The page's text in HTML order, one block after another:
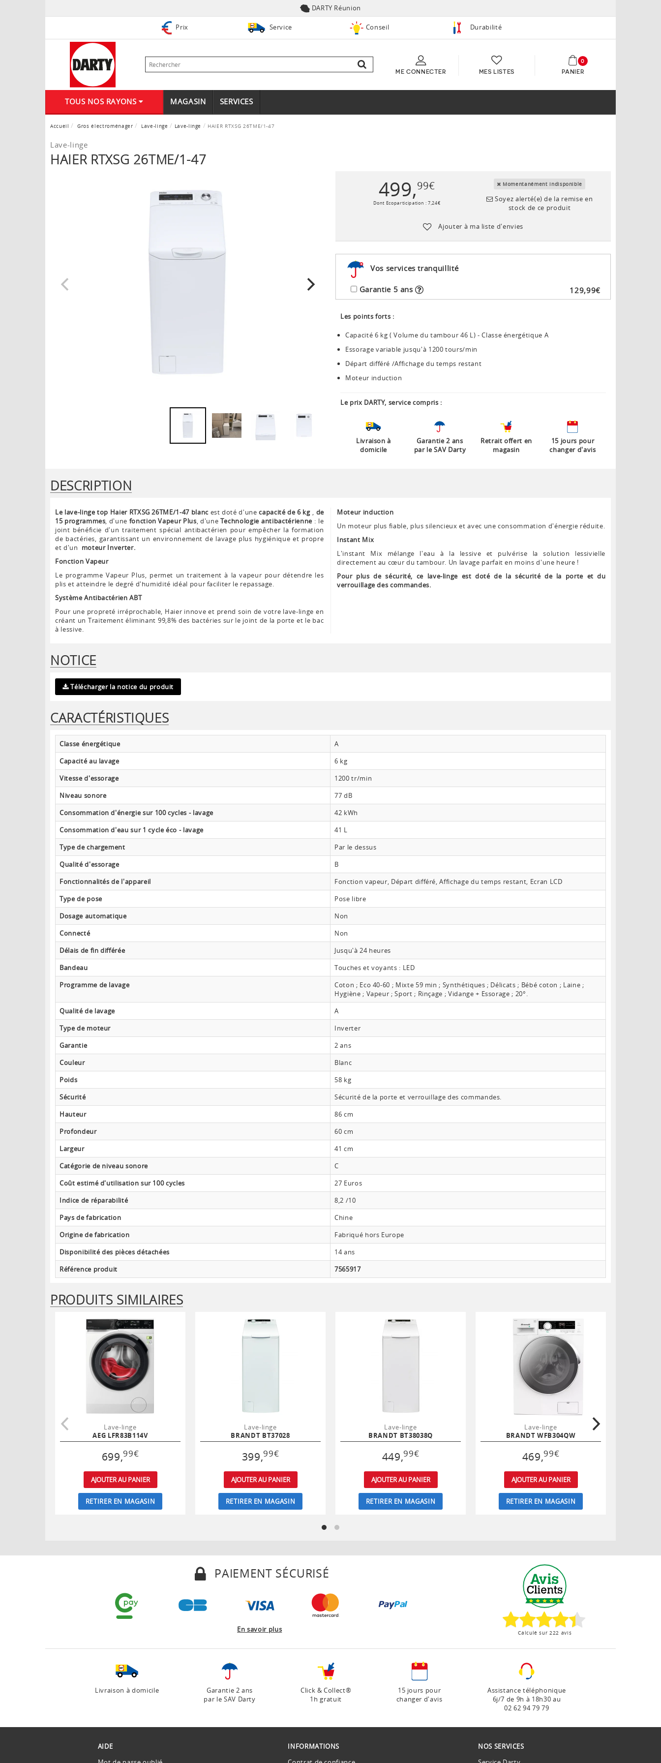
DARTY Réunion
Prix Service Conseil Durabilité
ME CONNECTER MES LISTES PANIER
0
TOUS NOS RAYONS MAGASIN SERVICES
Accueil Gros électroménager Lave-linge Lave-linge HAIER RTXSG 26TME/1-47
Lave-linge
HAIER RTXSG 26TME/1-47
499,99€
Dont Ecoparticipation :7,24€
Momentanément indisponible
Soyez alerté(e) de la remise en
stock de ce produit
Ajouter à ma liste d'envies
Vos services tranquillité
Garantie 5 ans 129,99€
Les points forts :
Capacité 6 kg ( Volume du tambour 46 L) - Classe énergétique A
Essorage variable jusqu'à 1200 tours/min
Départ différé /Affichage du temps restant
Moteur induction
Le prix DARTY, service compris :
Livraison à
domicile
Garantie 2 ans
par le SAV Darty
Retrait offert en
magasin
15 jours pour
changer d'avis
DESCRIPTION
Le lave-linge top Haier RTXSG 26TME/1-47 blancest doté d'unecapacité de 6 kg, de
15 programmes, d'une fonction Vapeur Plus, d'une Technologie antibactérienne : le
joint bénéficie d'un traitement spécial antibactérien pour empêcher la formation
de bactéries, garantissant un environnement de lavage plus hygiénique et propre
et d'un moteur Inverter.
Fonction Vapeur
Le programme Vapeur Plus, permet un traitement à la vapeur pour détendre les
plis et atteindre le degré d'humidité idéal pour faciliter le repassage.
Système Antibactérien ABT
Pour une propreté irréprochable, Haier innove et prend soin de votre lave-linge en
créant un Traitement éliminant 99,8% des bactéries sur le joint de la porte et le bac
à lessive.
Moteur induction
Un moteur plus fiable, plus silencieux et avec une consommation d'énergie réduite.
Instant Mix
L'instant Mix mélange l'eau à la lessive et pulvérise la solution lessivielle
directement au cœur du tambour. Un lavage parfait en moins d'une heure !
Pour plus de sécurité, ce lave-linge est doté de la sécurité de la porte et du
verrouillage des commandes.
NOTICE
Télécharger la notice du produit
CARACTÉRISTIQUES
Classe énergétique
A
Capacité au lavage
6 kg
Vitesse d'essorage
1200 tr/min
Niveau sonore
77 dB
Consommation d'énergie sur 100 cycles - lavage
42 kWh
Consommation d'eau sur 1 cycle éco - lavage
41 L
Type de chargement
Par le dessus
Qualité d'essorage
B
Fonctionnalités de l'appareil
Fonction vapeur, Départ différé, Affichage du temps restant, Ecran LCD
Type de pose
Pose libre
Dosage automatique
Non
Connecté
Non
Délais de fin différée
Jusqu'à 24 heures
Bandeau
Touches et voyants : LED
Programme de lavage
Coton ; Eco 40-60 ; Mixte 59 min ; Synthétiques ; Délicats ; Bébé coton ; Laine ;
Hygiène ; Vapeur ; Sport ; Rinçage ; Vidange + Essorage ; 20°.
Qualité de lavage
A
Type de moteur
Inverter
Garantie
2 ans
Couleur
Blanc
Poids
58 kg
Sécurité
Sécurité de la porte et verrouillage des commandes.
Hauteur
86 cm
Profondeur
60 cm
Largeur
41 cm
Catégorie de niveau sonore
C
Coût estimé d'utilisation sur 100 cycles
27 Euros
Indice de réparabilité
8,2 /10
Pays de fabrication
Chine
Origine de fabrication
Fabriqué hors Europe
Disponibilité des pièces détachées
14 ans
Référence produit
7565917
PRODUITS SIMILAIRES
Lave-linge
AEG LFR83B114V
699,99€
AJOUTER AU PANIER
RETIRER EN MAGASIN
Lave-linge
BRANDT BT37028
399,99€
AJOUTER AU PANIER
RETIRER EN MAGASIN
Lave-linge
BRANDT BT38038Q
449,99€
AJOUTER AU PANIER
RETIRER EN MAGASIN
Lave-linge
BRANDT WFB304QW
469,99€
AJOUTER AU PANIER
RETIRER EN MAGASIN
PAIEMENT SÉCURISÉ
En savoir plus Calculé sur 222 avis
Livraison à domicile
Garantie 2 ans
par le SAV Darty
Click & Collect®
1h gratuit
15 jours pour
changer d'avis
Assistance téléphonique
6j/7 de 9h à 18h30 au
02 62 94 79 79
AIDE
INFORMATIONS
NOS SERVICES